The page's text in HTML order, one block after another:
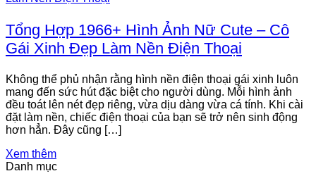
Tổng Hợp 1966+ Hình Ảnh Nữ Cute – Cô
Gái Xinh Đẹp Làm Nền Điện Thoại
Không thể phủ nhận rằng hình nền điện thoại gái xinh luôn
mang đến sức hút đặc biệt cho người dùng. Mỗi hình ảnh
đều toát lên nét đẹp riêng, vừa dịu dàng vừa cá tính. Khi cài
đặt làm nền, chiếc điện thoại của bạn sẽ trở nên sinh động
hơn hẳn. Đây cũng […]
Xem thêm
Danh mục